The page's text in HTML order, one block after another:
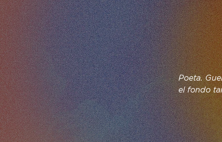
Poeta.
el fondo
vivió hace
cosa: Dios